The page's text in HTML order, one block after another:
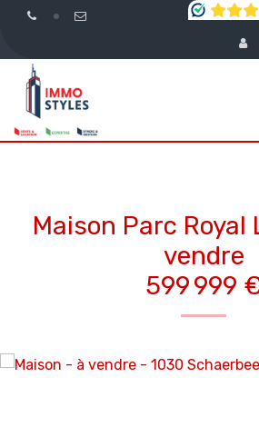
Maison Parc Royal
vendre
599 999
1030 Schaerbeek